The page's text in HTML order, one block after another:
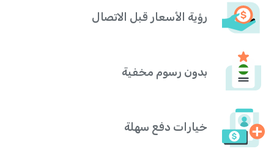
رؤية الأسعار قبل الاتصال
بدون رسوم مخفية
خيارات دفع سهلة